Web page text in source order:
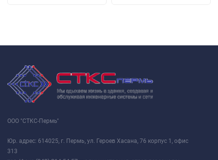
ООО "СТКС-Пермь"
Юр. адрес: 614025, г. Пермь, ул. Героев Хасана, 76 корпус 1, офис
313